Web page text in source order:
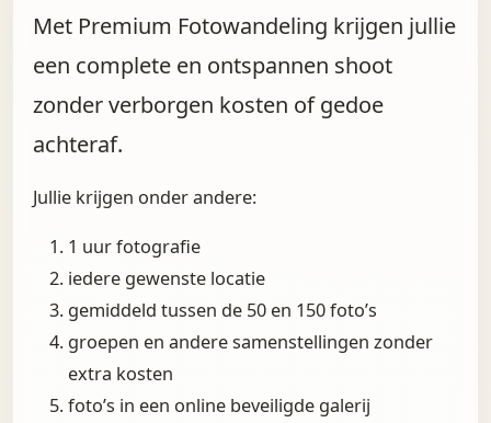
Met Premium Fotowandeling krijgen jullie
een complete en ontspannen shoot
zonder verborgen kosten of gedoe
achteraf.
Jullie krijgen onder andere:
1 uur fotografie
iedere gewenste locatie
gemiddeld tussen de 50 en 150 foto’s
groepen en andere samenstellingen zonder
extra kosten
foto’s in een online beveiligde galerij